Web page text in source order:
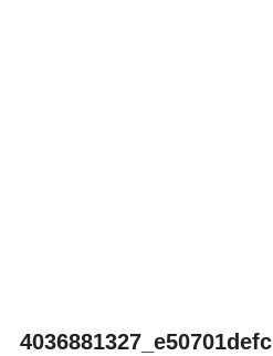
4036881327_e50701defc